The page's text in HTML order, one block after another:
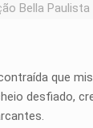
Bella Paulista
que
desfiado,